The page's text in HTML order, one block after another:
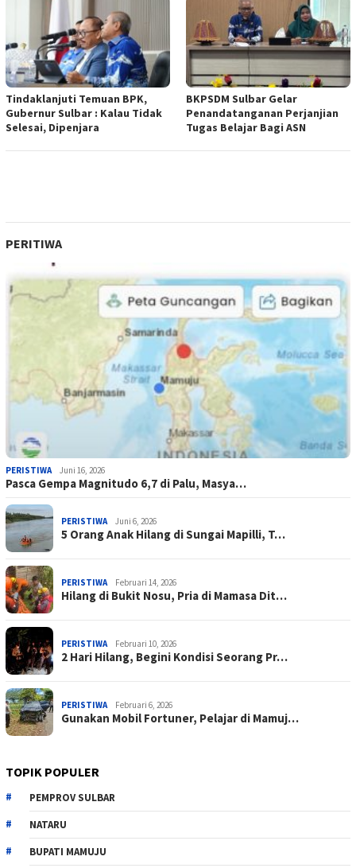
Tindaklanjuti Temuan BPK,
Gubernur Sulbar : Kalau Tidak
Selesai, Dipenjara
BKPSDM Sulbar Gelar
Penandatanganan Perjanjian
Tugas Belajar Bagi ASN
PERITIWA
PERISTIWA Juni 16, 2026
Pasca Gempa Magnitudo 6,7 di Palu, Masya…
PERISTIWA Juni 6, 2026
5 Orang Anak Hilang di Sungai Mapilli, T…
PERISTIWA Februari 14, 2026
Hilang di Bukit Nosu, Pria di Mamasa Dit…
PERISTIWA Februari 10, 2026
2 Hari Hilang, Begini Kondisi Seorang Pr…
PERISTIWA Februari 6, 2026
Gunakan Mobil Fortuner, Pelajar di Mamuj…
TOPIK POPULER
PEMPROV SULBAR
NATARU
BUPATI MAMUJU